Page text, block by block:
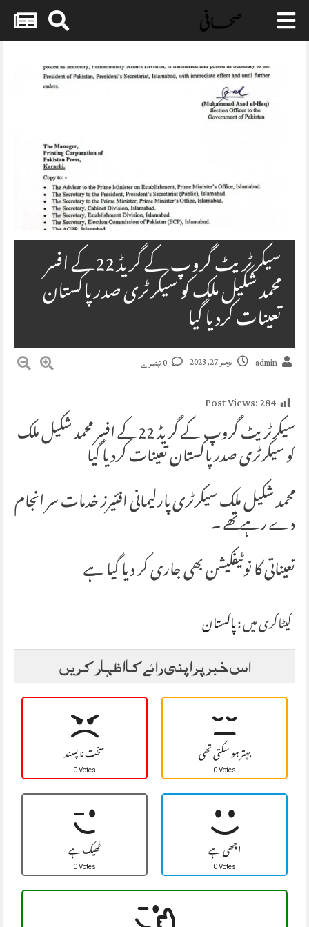
Skip
سیکرٹریٹ گروپ کے گریڈ 22کے افسر
محمد شکیل ملک کو سیکرٹری صدر پاکستان
تعینات کردیا گیا
admin نومبر 27, 2023
Post Views:284
سیکرٹریٹ گروپ کے گریڈ 22کے افسر محمد شکیل ملککو سیکرٹری صدر پاکستان تعینات کردیا گیا
محمد شکیل ملک سیکرٹری پارلیمانی افئیرز خدمات سر انجام
دے رہے تھے ۔
تعیناتی کا نوٹیفکیشن بھی جاری کر دیا گیا ہے
کیٹاگری میں :پاکستان
اس خبر پر اپنی رائے کا اظہار کریں
سخت نا پسند
0 Votes بہتر ہو سکتی تھی
0 Votes
ٹھیک ہے
0 Votes اچھی ہے
0 Votes